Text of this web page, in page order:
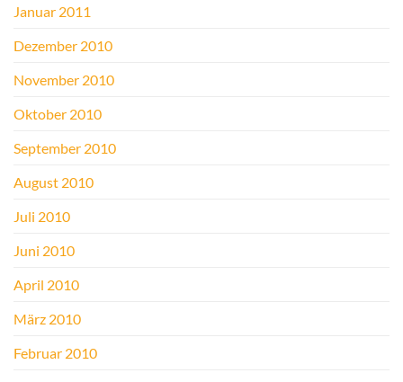
Januar 2011
Dezember 2010
November 2010
Oktober 2010
September 2010
August 2010
Juli 2010
Juni 2010
April 2010
März 2010
Februar 2010